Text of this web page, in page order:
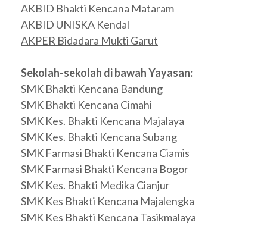
AKBID Bhakti Kencana Mataram
AKBID UNISKA Kendal
AKPER Bidadara Mukti Garut
Sekolah-sekolah di bawah Yayasan:
SMK Bhakti Kencana Bandung
SMK Bhakti Kencana Cimahi
SMK Kes. Bhakti Kencana Majalaya
SMK Kes. Bhakti Kencana Subang
SMK Farmasi Bhakti Kencana Ciamis
SMK Farmasi Bhakti Kencana Bogor
SMK Kes. Bhakti Medika Cianjur
SMK Kes Bhakti Kencana Majalengka
SMK Kes Bhakti Kencana Tasikmalaya